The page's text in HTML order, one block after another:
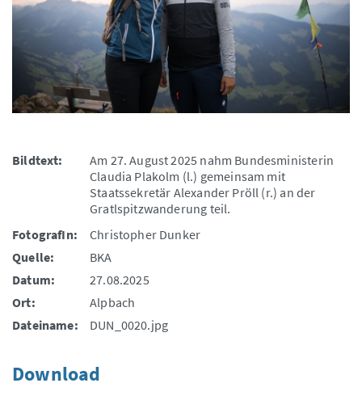
Bildtext:
Am 27. August 2025 nahm Bundesministerin
Claudia Plakolm (l.) gemeinsam mit
Staatssekretär Alexander Pröll (r.) an der
Gratlspitzwanderung teil.
FotografIn:
Christopher Dunker
Quelle:
BKA
Datum:
27.08.2025
Ort:
Alpbach
Dateiname:
DUN_0020.jpg
Download